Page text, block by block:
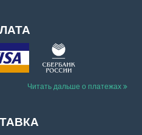
Читать дальше о платежах